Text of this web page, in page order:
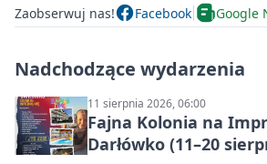
Zaobserwuj nas! Facebook Google
Nadchodzące wydarzenia
11 sierpnia 2026, 06:00
Fajna Kolonia na
Darłówko (11–20